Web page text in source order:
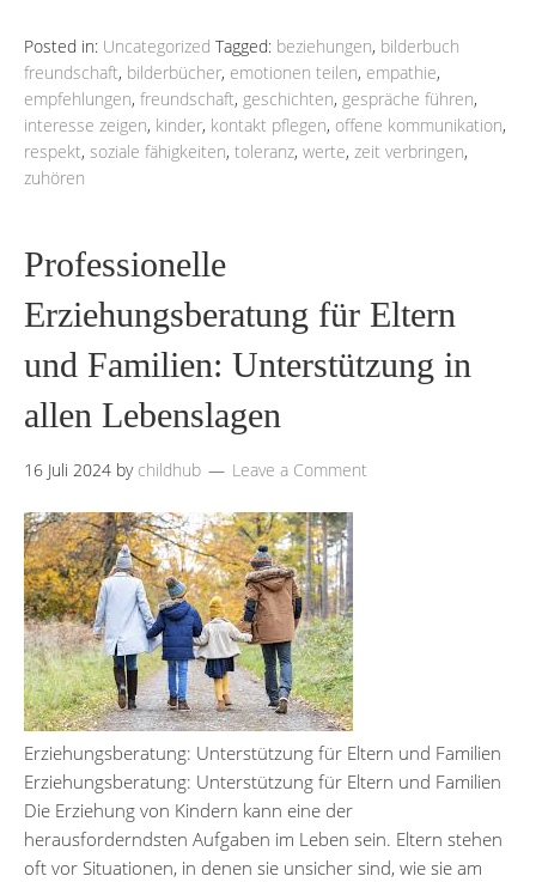
Posted in: Uncategorized Tagged: beziehungen, bilderbuch
freundschaft, bilderbücher, emotionen teilen, empathie,
empfehlungen, freundschaft, geschichten, gespräche führen,
interesse zeigen, kinder, kontakt pflegen, offene kommunikation,
respekt, soziale fähigkeiten, toleranz, werte, zeit verbringen,
zuhören
Professionelle
Erziehungsberatung für Eltern
und Familien: Unterstützung in
allen Lebenslagen
16 Juli 2024 by childhub Leave a Comment
Erziehungsberatung: Unterstützung für Eltern und Familien
Erziehungsberatung: Unterstützung für Eltern und Familien
Die Erziehung von Kindern kann eine der
herausforderndsten Aufgaben im Leben sein. Eltern stehen
oft vor Situationen, in denen sie unsicher sind, wie sie am